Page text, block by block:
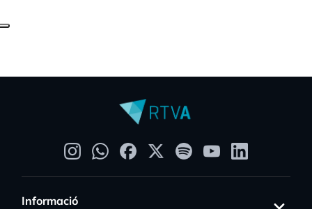
Informació